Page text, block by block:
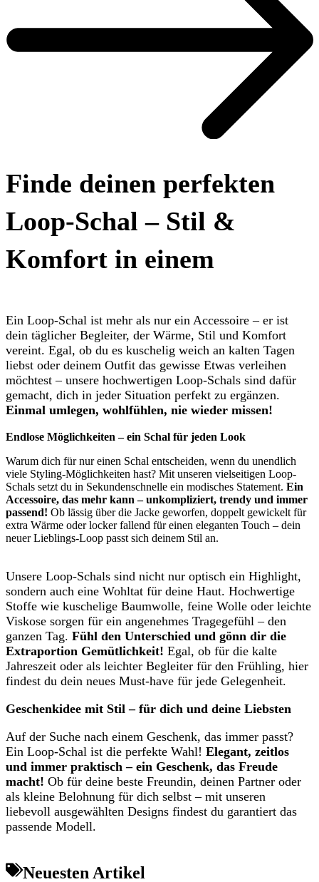
Finde deinen perfekten
Loop-Schal – Stil &
Komfort in einem
Ein Loop-Schal ist mehr als nur ein Accessoire – er ist
dein täglicher Begleiter, der Wärme, Stil und Komfort
vereint. Egal, ob du es kuschelig weich an kalten Tagen
liebst oder deinem Outfit das gewisse Etwas verleihen
möchtest – unsere hochwertigen Loop-Schals sind dafür
gemacht, dich in jeder Situation perfekt zu ergänzen.
Einmal umlegen, wohlfühlen, nie wieder missen!
Endlose Möglichkeiten – ein Schal für jeden Look
Warum dich für nur einen Schal entscheiden, wenn du unendlich
viele Styling-Möglichkeiten hast? Mit unseren vielseitigen Loop-
Schals setzt du in Sekundenschnelle ein modisches Statement. Ein
Accessoire, das mehr kann – unkompliziert, trendy und immer
passend! Ob lässig über die Jacke geworfen, doppelt gewickelt für
extra Wärme oder locker fallend für einen eleganten Touch – dein
neuer Lieblings-Loop passt sich deinem Stil an.
Unsere Loop-Schals sind nicht nur optisch ein Highlight,
sondern auch eine Wohltat für deine Haut. Hochwertige
Stoffe wie kuschelige Baumwolle, feine Wolle oder leichte
Viskose sorgen für ein angenehmes Tragegefühl – den
ganzen Tag. Fühl den Unterschied und gönn dir die
Extraportion Gemütlichkeit! Egal, ob für die kalte
Jahreszeit oder als leichter Begleiter für den Frühling, hier
findest du dein neues Must-have für jede Gelegenheit.
Geschenkidee mit Stil – für dich und deine Liebsten
Auf der Suche nach einem Geschenk, das immer passt?
Ein Loop-Schal ist die perfekte Wahl! Elegant, zeitlos
und immer praktisch – ein Geschenk, das Freude
macht! Ob für deine beste Freundin, deinen Partner oder
als kleine Belohnung für dich selbst – mit unseren
liebevoll ausgewählten Designs findest du garantiert das
passende Modell.
Neuesten Artikel